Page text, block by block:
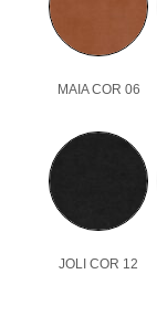
MAIA COR 06
JOLI COR 12